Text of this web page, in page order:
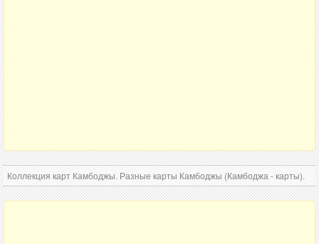
Коллекция карт Камбоджы. Разные карты Камбоджы (Камбоджа - карты).